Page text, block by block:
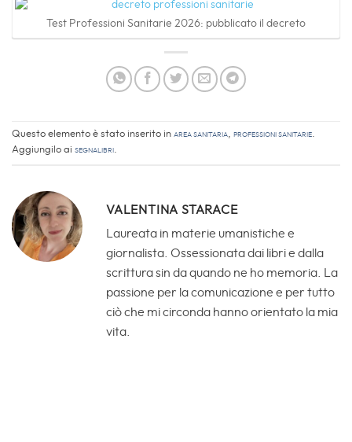
Test Professioni Sanitarie 2026: pubblicato il decreto
Questo elemento è stato inserito in Area sanitaria, Professioni Sanitarie.
Aggiungilo ai segnalibri.
VALENTINA STARACE
Laureata in materie umanistiche e
giornalista. Ossessionata dai libri e dalla
scrittura sin da quando ne ho memoria. La
passione per la comunicazione e per tutto
ciò che mi circonda hanno orientato la mia
vita.